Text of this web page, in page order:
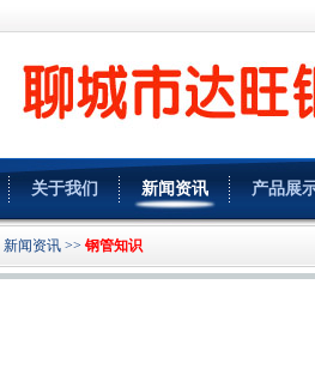
关于我们 新闻资讯 产品展
新闻资讯 >> 钢管知识